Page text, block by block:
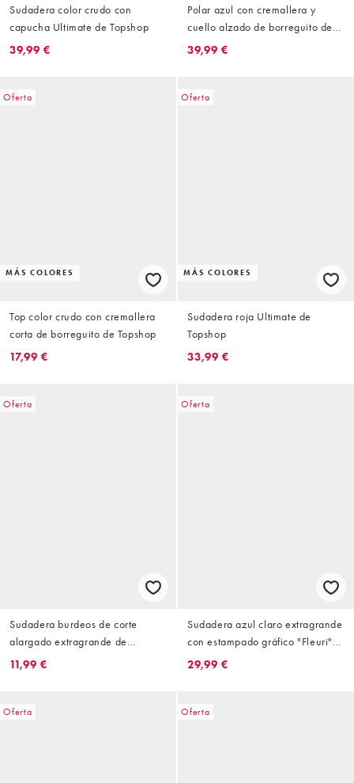
Sudadera color crudo con
capucha Ultimate de Topshop
39,99 €
Polar azul con cremallera y
cuello alzado de borreguito de
Topshop
39,99 €
Oferta
MÁS COLORES
Top color crudo con cremallera
corta de borreguito de Topshop
17,99 €
Oferta
MÁS COLORES
Sudadera roja Ultimate de
Topshop
33,99 €
Oferta
Sudadera burdeos de corte
alargado extragrande de
Topshop
11,99 €
Oferta
Sudadera azul claro extragrande
con estampado gráfico "Fleuri"
de Topshop
29,99 €
Oferta Oferta